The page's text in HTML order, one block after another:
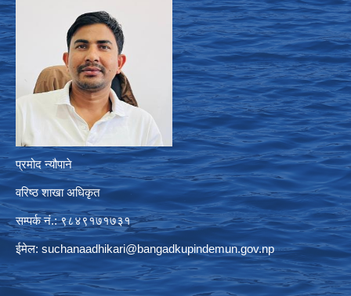
प्रमोद न्यौपाने
वरिष्ठ शाखा अधिकृत
सम्पर्क नं.: ९८४९१७१७३१
ईमेल: suchanaadhikari@bangadkupindemun.gov.np